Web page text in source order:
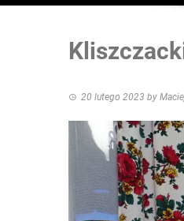
20 lutego 2023 by